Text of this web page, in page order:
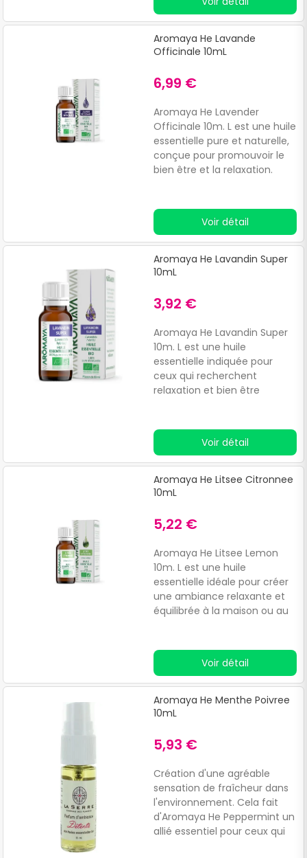
aphrodisiaque.
Aromaya He Lavande
Officinale 10mL
6,99 €
Aromaya He Lavender
Officinale 10m. L est une huile
essentielle pure et naturelle,
conçue pour promouvoir le
bien être et la relaxation.
Voir détail
Aromaya He Lavandin Super
10mL
3,92 €
Aromaya He Lavandin Super
10m. L est une huile
essentielle indiquée pour
ceux qui recherchent
relaxation et bien être
Voir détail
Aromaya He Litsee Citronnee
10mL
5,22 €
Aromaya He Litsee Lemon
10m. L est une huile
essentielle idéale pour créer
une ambiance relaxante et
équilibrée à la maison ou au
Voir détail
Aromaya He Menthe Poivree
10mL
5,93 €
Création d'une agréable
sensation de fraîcheur dans
l'environnement. Cela fait
d'Aromaya He Peppermint un
allié essentiel pour ceux qui